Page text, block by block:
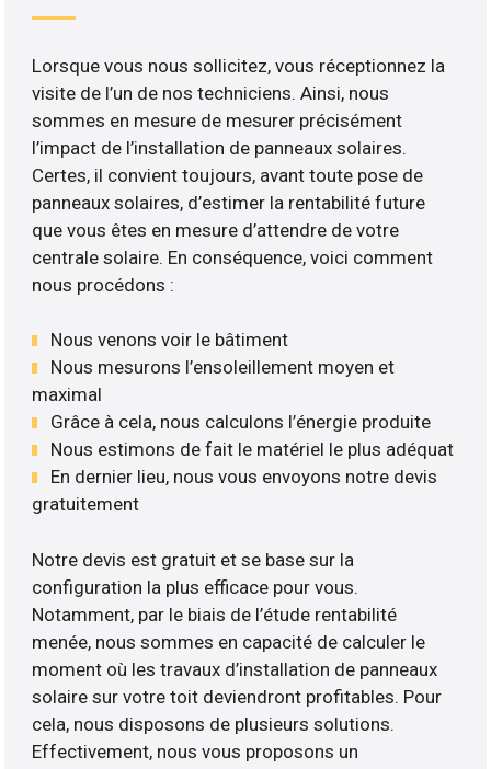
Lorsque vous nous sollicitez, vous réceptionnez la
visite de l’un de nos techniciens. Ainsi, nous
sommes en mesure de mesurer précisément
l’impact de l’installation de panneaux solaires.
Certes, il convient toujours, avant toute pose de
panneaux solaires, d’estimer la rentabilité future
que vous êtes en mesure d’attendre de votre
centrale solaire. En conséquence, voici comment
nous procédons :
Nous venons voir le bâtiment
Nous mesurons l’ensoleillement moyen et
maximal
Grâce à cela, nous calculons l’énergie produite
Nous estimons de fait le matériel le plus adéquat
En dernier lieu, nous vous envoyons notre devis
gratuitement
Notre devis est gratuit et se base sur la
configuration la plus efficace pour vous.
Notamment, par le biais de l’étude rentabilité
menée, nous sommes en capacité de calculer le
moment où les travaux d’installation de panneaux
solaire sur votre toit deviendront profitables. Pour
cela, nous disposons de plusieurs solutions.
Effectivement, nous vous proposons un